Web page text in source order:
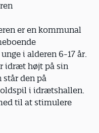
er en kommunal
i alderen 6-17 år.
idræt højt på sin
står den på
i idrætshallen.
til at stimulere